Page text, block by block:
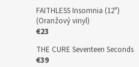
FAITHLESS Insomnia (12")
(Oranžový vinyl)
€23
THE CURE Seventeen Seconds
€39